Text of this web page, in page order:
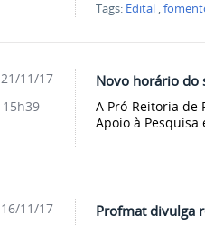
Tags: Edital ,
Novo horário do
A Pró-Reitoria de
Apoio à
21/11/17
15h39
Profmat divulga
16/11/17